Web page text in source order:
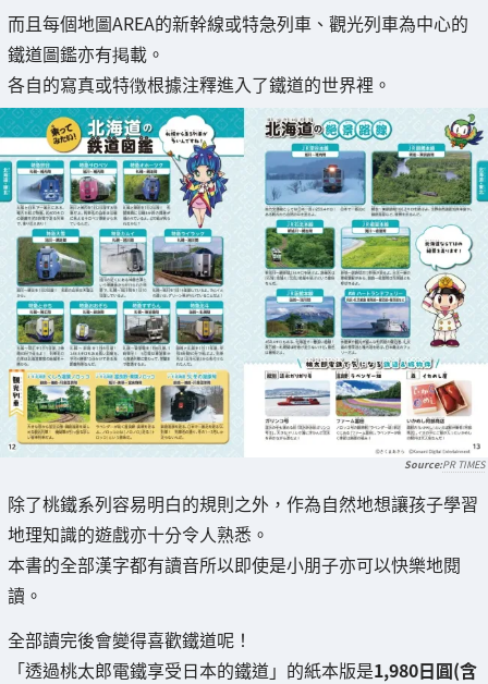
而且每個地圖AREA的新幹線或特急列車、觀光列車為中心的
鐵道圖鑑亦有掲載。
各自的寫真或特徴根據注釋進入了鐵道的世界裡。
PR TIMES
除了桃鐵系列容易明白的規則之外，作為自然地想讓孩子學習
地理知識的遊戲亦十分令人熟悉。
本書的全部漢字都有讀音所以即使是小朋子亦可以快樂地閱
讀。
全部讀完後會變得喜歡鐵道呢！
「透過桃太郎電鐵享受日本的鐵道」的紙本版是1,980日圓(含